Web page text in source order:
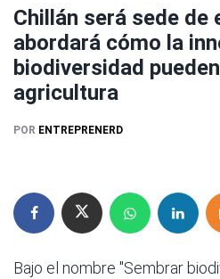
Chillán será sede de
abordará cómo la
biodiversidad
agricultura
POR ENTREPRENERD
Bajo el nombre "Sembrar